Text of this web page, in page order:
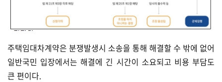
주택임대차계약은 분쟁발생시 소송을 통해 해결할 수 밖에 없어
일반국민 입장에서는 해결에 긴 시간이 소요되고 비용 부담도
큰 편이다.